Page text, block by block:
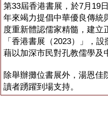
第33屆香港書展，於7月19
年來竭力提倡中華優良傳統
度重新體認儒家精髓，建
「香港書展（2023）」，
藉以加深市民對孔教儒學及
除舉辦攤位書展外，湯恩
讀者踴躍到場支持。